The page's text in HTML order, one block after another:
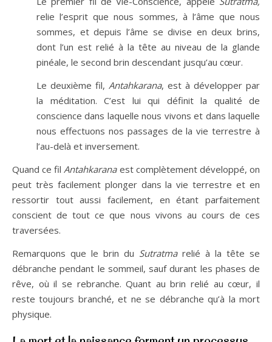
relie l’esprit que nous sommes, à l’âme que nous
sommes, et depuis l’âme se divise en deux brins,
dont l’un est relié à la tête au niveau de la glande
pinéale, le second brin descendant jusqu’au cœur.
Le deuxième fil, Antahkarana, est à développer par
la méditation. C’est lui qui définit la qualité de
conscience dans laquelle nous vivons et dans laquelle
nous effectuons nos passages de la vie terrestre à
l’au-delà et inversement.
Quand ce fil Antahkaranaest complètement développé, on
peut très facilement plonger dans la vie terrestre et en
ressortir tout aussi facilement, en étant parfaitement
conscient de tout ce que nous vivons au cours de ces
traversées.
Remarquons que le brin du Sutratma relié à la tête se
débranche pendant le sommeil, sauf durant les phases de
rêve, où il se rebranche. Quant au brin relié au cœur, il
reste toujours branché, et ne se débranche qu’à la mort
physique.